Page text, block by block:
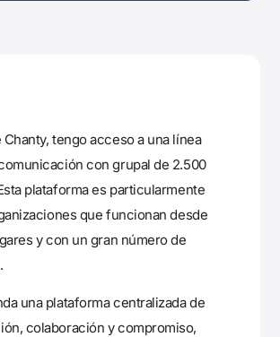
Chanty, tengo acceso a una línea
con grupal de 2.500
plataforma es particularmente
que funcionan desde
y con un gran número de
una plataforma centralizada de
colaboración y compromiso,